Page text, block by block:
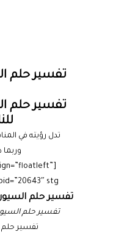
تفسير حلم
تفسير حلم
تدل رؤيته في
وربما
stg=””]
تفسير حلم
تفسير حلم
تفسير حلم